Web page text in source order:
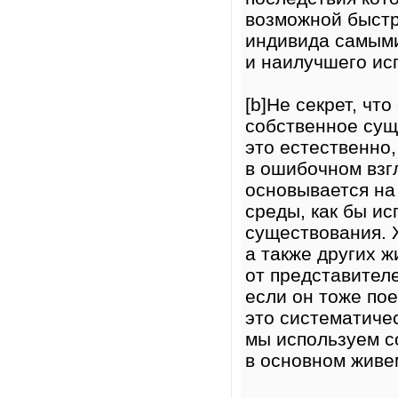
возможной
индивида
и наилучшего
[b]Не секрет,
собственное
это
в ошибочном
основывается
среды, как бы
существования.
а также других
от
если он тоже
это
мы используем
в основном